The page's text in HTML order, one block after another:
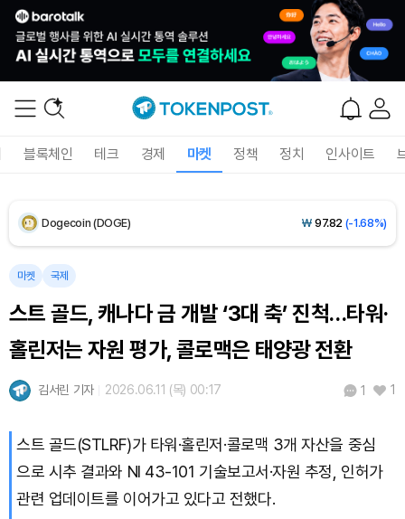
블록체인 테크 경제 마켓 정책 정치 인사이트
XRP (XRP) ₩1,485(-1.81%)
Solana (SOL) ₩104,095(-1.09%)
TRON (TRX) 465.9(-0.16%)
Hyperliquid (HYPE) ₩ 79,166 (-3.01%)
마켓 국제
스트 골드, 캐나다 금 개발 ‘3대 축’ 진척…타워·
홀린저는 자원 평가, 콜로맥은 태양광 전환
김서린 기자 2026.06.11 (목) 00:17 1 1
스트 골드(STLRF)가 타워·홀린저·콜로맥 3개 자산을 중심
으로 시추 결과와 NI 43-101 기술보고서·자원 추정, 인허가
관련 업데이트를 이어가고 있다고 전했다.